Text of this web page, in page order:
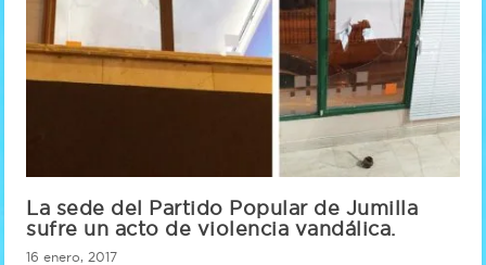
La sede del Partido Popular de Jumilla
sufre un acto de violencia vandálica.
16 enero, 2017